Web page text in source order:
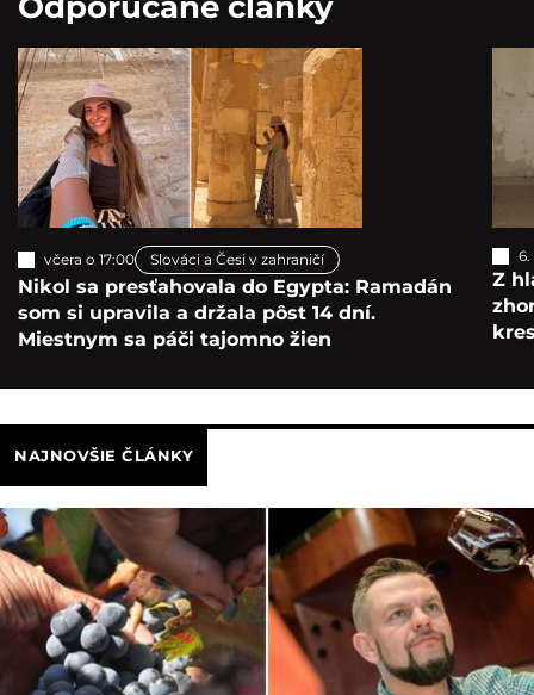
včera o 17:00 Slováci a Česi v zahraničí
Nikol sa presťahovala do Egypta: Ramadán
som si upravila a držala pôst 14 dní.
Miestnym sa páči tajomno žien
Z
NAJNOVŠIE ČLÁNKY